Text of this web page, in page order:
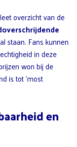
overzicht van de
staan. Fans kunnen
in deze
won bij de
is tot ‘most
en